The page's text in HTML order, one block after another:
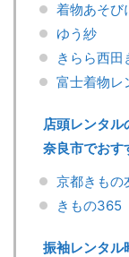
着物あそび
ゆう紗
きらら西
富士着物レ
店頭レンタル
奈良市でおす
京都きもの
きもの365
振袖レンタル